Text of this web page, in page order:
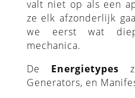
valt niet op als een
ze elk afzonderlijk
we eerst wat
mechanica.
De Energietypes
Generators, en